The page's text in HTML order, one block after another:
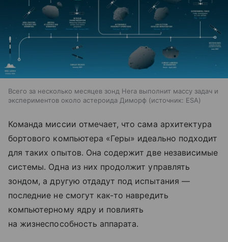
Всего за несколько месяцев зонд Hera выполнит массу задач и
экспериментов около астероида Диморф
источник: ESA
Команда миссии отмечает, что сама архитектура
бортового компьютера «Геры» идеально подходит
для таких опытов. Она содержит две независимые
системы. Одна из них продолжит управлять
зондом, а другую отдадут под испытания —
последние не смогут как-то навредить
компьютерному ядру и повлиять
на жизнеспособность аппарата.